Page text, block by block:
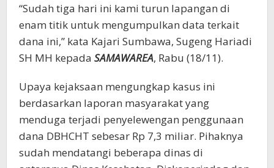
“Sudah tiga hari ini kami turun lapangan di
enam titik untuk mengumpulkan data terkait
dana ini,” kata Kajari Sumbawa, Sugeng Hariadi
SH MH kepada SAMAWAREA, Rabu (18/11).
Upaya kejaksaan mengungkap kasus ini
berdasarkan laporan masyarakat yang
menduga terjadi penyelewengan penggunaan
dana DBHCHT sebesar Rp 7,3 miliar. Pihaknya
sudah mendatangi beberapa dinas di